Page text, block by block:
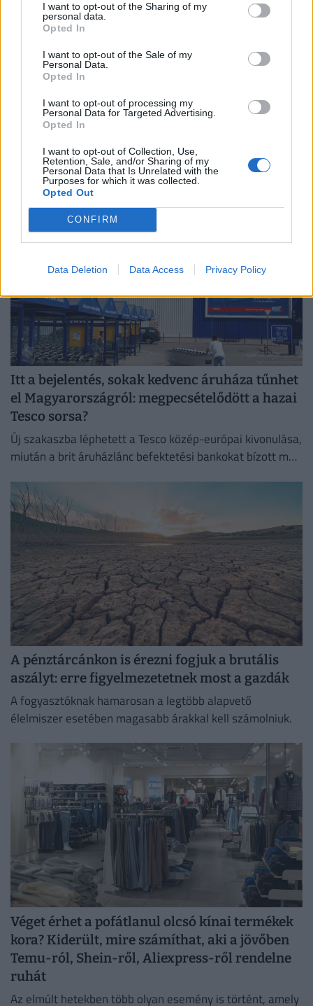
I want to opt-out of the Sharing of my
personal data.
Opted In
I want to opt-out of the Sale of my
Personal Data.
Opted In
I want to opt-out of processing my
Personal Data for Targeted Advertising.
Opted In
I want to opt-out of Collection, Use,
Retention, Sale, and/or Sharing of my
Personal Data that Is Unrelated with the
Purposes for which it was collected.
Opted Out
CONFIRM
Data Deletion Data Access Privacy Policy
Azonnali riasztást adtak ki a népszerű magyar
boltlánc termékére: ha te is ilyet vettél,
A Nemzeti Kereskedelmi és Fogyasztóvédelmi Hatóság
(NKFH) termékvisszahívásra figyelmeztet.
Itt a bejelentés, sokak kedvenc áruháza tűnhet
el Magyarországról: megpecsételődött a hazai
Tesco sorsa?
Új szakaszba léphetett a Tesco közép-európai kivonulása,
miután a brit áruházlánc befektetési bankokat bízott meg
A pénztárcánkon is érezni fogjuk a brutális
aszályt: erre figyelmezetetnek most a gazdák
A fogyasztóknak hamarosan a legtöbb alapvető
élelmiszer esetében magasabb árakkal kell számolniuk.
Véget érhet a pofátlanul olcsó kínai termékek
kora? Kiderült, mire számíthat, aki a jövőben
Temu-ról, Shein-ről, Aliexpress-ről rendelne
ruhát
Az elmúlt hetekben több olyan esemény is történt, amely